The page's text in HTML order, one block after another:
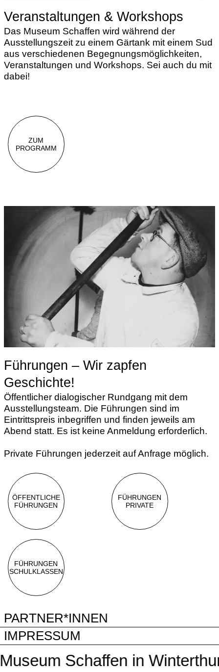
Veranstaltungen & Workshops
Das Museum Schaffen wird während der
Ausstellungszeit zu einem Gärtank mit einem Sud
aus verschiedenen Begegnungsmöglichkeiten,
Veranstaltungen und Workshops. Sei auch du mit
dabei!
ZUM
PROGRAMM
Führungen – Wir zapfen
Geschichte!
Öffentlicher dialogischer Rundgang mit dem
Ausstellungsteam. Die Führungen sind im
Eintrittspreis inbegriffen und finden jeweils am
Abend statt. Es ist keine Anmeldung erforderlich.
Private Führungen jederzeit auf Anfrage möglich.
ÖFFENTLICHE
FÜHRUNGEN
FÜHRUNGEN
PRIVATE
FÜHRUNGEN
SCHULKLASSEN
PARTNER*INNEN
IMPRESSUM
Schaffen in Winterthur –